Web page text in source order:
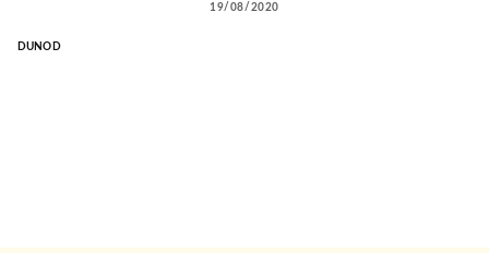
19/08/2020
DUNOD